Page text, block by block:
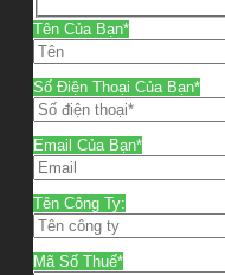
Tên Của Bạn*
Số Điện Thoại Của Bạn*
Email Của Bạn*
Tên Công Ty:
Mã Số Thuế*